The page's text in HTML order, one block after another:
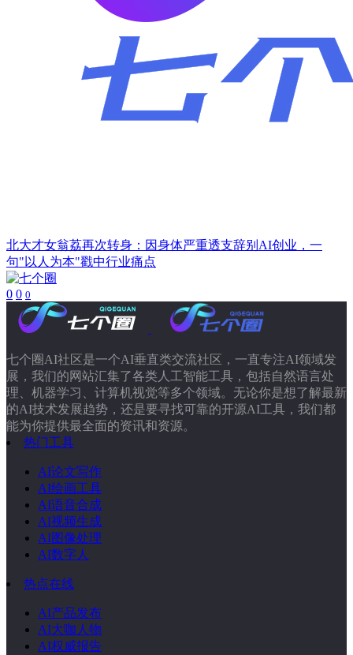
北大才女翁荔再次转身：因身体严重透支辞别AI创业，一
句"以人为本"戳中行业痛点
0 0 0
七个圈AI社区是一个AI垂直类交流社区，一直专注AI领域发
展，我们的网站汇集了各类人工智能工具，包括自然语言处
理、机器学习、计算机视觉等多个领域。无论你是想了解最新
的AI技术发展趋势，还是要寻找可靠的开源AI工具，我们都
能为你提供最全面的资讯和资源。
热门工具
AI论文写作
AI绘画工具
AI语音合成
AI视频生成
AI图像处理
AI数字人
热点在线
AI产品发布
AI大咖人物
AI权威报告